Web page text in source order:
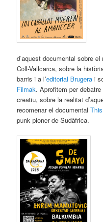
d’aquest documental sobre
Coll-Vallcarca, sobre la
barris i a l’editorial Brugera i
Filmak. Aprofitem per
creatiu, sobre la realitat
recomenar el documental
punk pioner de Sudàfrica.